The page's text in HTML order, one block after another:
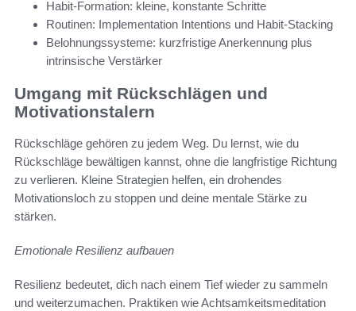
Habit-Formation: kleine, konstante Schritte
Routinen: Implementation Intentions und Habit-Stacking
Belohnungssysteme: kurzfristige Anerkennung plus
intrinsische Verstärker
Umgang mit Rückschlägen und
Motivationstalern
Rückschläge gehören zu jedem Weg. Du lernst, wie du
Rückschläge bewältigen kannst, ohne die langfristige Richtung
zu verlieren. Kleine Strategien helfen, ein drohendes
Motivationsloch zu stoppen und deine mentale Stärke zu
stärken.
Emotionale Resilienz aufbauen
Resilienz bedeutet, dich nach einem Tief wieder zu sammeln
und weiterzumachen. Praktiken wie Achtsamkeitsmeditation